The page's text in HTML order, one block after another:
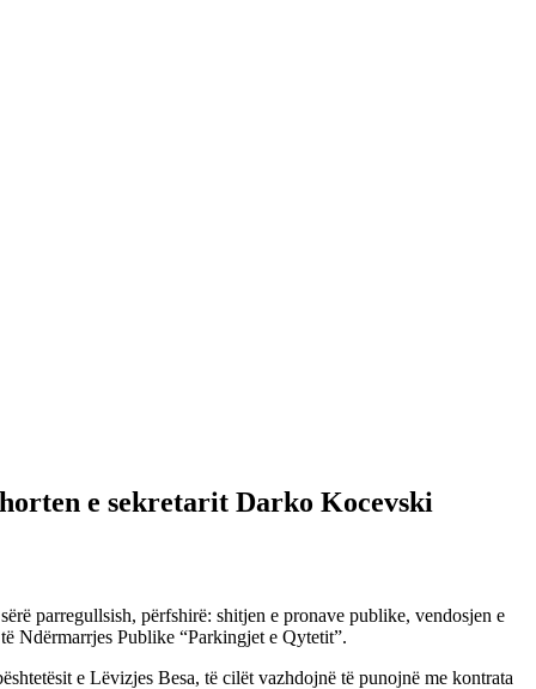
e sekretarit Darko Kocevski
parregullsish, përfshirë: shitjen e pronave publike, vendosjen e
Ndërmarrjes Publike “Parkingjet e Qytetit”.
e Lëvizjes Besa, të cilët vazhdojnë të punojnë me kontrata